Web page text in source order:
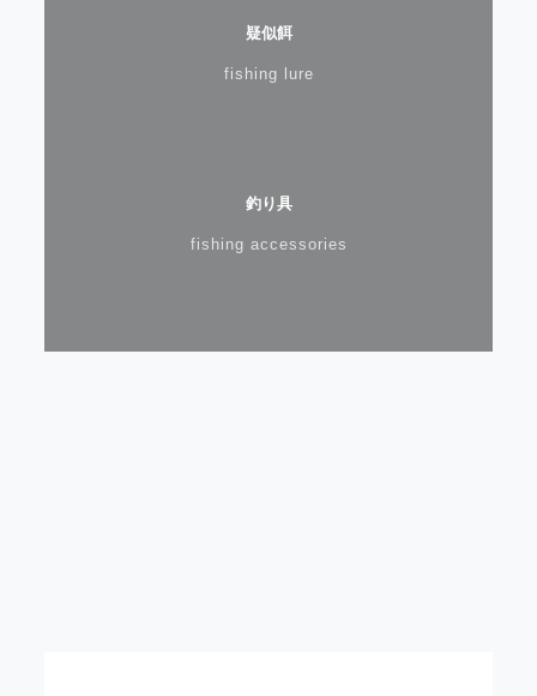
疑似餌
fishing lure
釣り具
fishing accessories